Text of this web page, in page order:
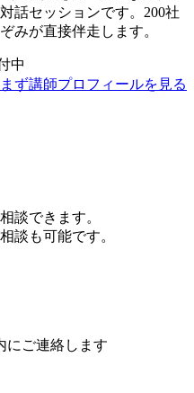
話セッションです。200社
みが直接伴走します。
中
まず講師プロフィールを見る
談できます。
談も可能です。
にご連絡します